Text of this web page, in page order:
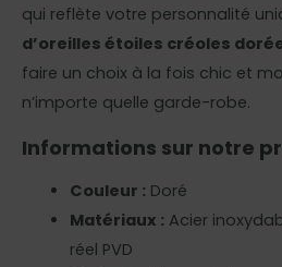
qui reflète votre personnalité
d’oreilles étoiles créoles
faire un choix à la fois chic et
n’importe quelle garde-robe.
Informations sur notre
Couleur : Doré
Matériaux : Acier
réel PVD